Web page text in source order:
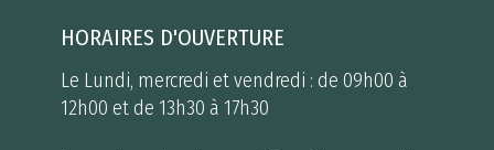
HORAIRES D'OUVERTURE
Le Lundi, mercredi et vendredi : de 09h00 à
12h00 et de 13h30 à 17h30